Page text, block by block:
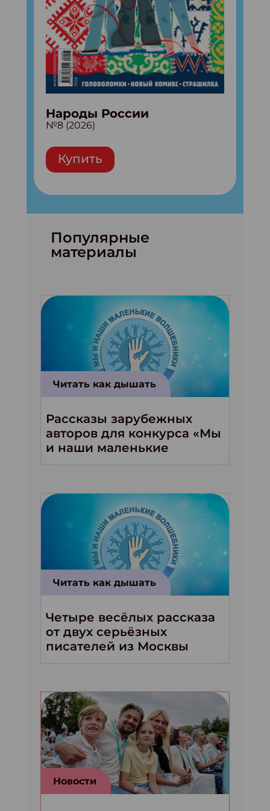
Народы России
№8 (2026)
Купить
Популярные
материалы
Читать как дышать
Рассказы зарубежных
авторов для конкурса «Мы
и наши маленькие
волшебники!»
Читать как дышать
Четыре весёлых рассказа
от двух серьёзных
писателей из Москвы
Новости